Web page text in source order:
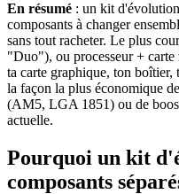
En résumé : un kit
composants à changer
sans tout racheter. Le plus
"Duo"), ou processeur +
ta carte graphique, ton
la façon la plus économique
(AM5, LGA 1851) ou de
actuelle.
Pourquoi un kit
composants